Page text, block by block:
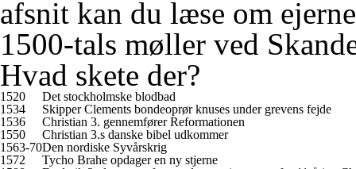
afsnit kan du læse om
1500-tals møller ved
Hvad skete der?
1520
Det stockholmske blodbad
1534
Skipper Clements bondeoprør knuses under grevens fejde
1536
Christian 3. gennemfører Reformationen
1550
Christian 3.s danske bibel udkommer
1563-70Den nordiske Syvårskrig
1572
Tycho Brahe opdager en ny stjerne